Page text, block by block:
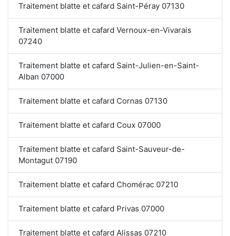
Traitement blatte et cafard Saint-Péray 07130
Traitement blatte et cafard Vernoux-en-Vivarais
07240
Traitement blatte et cafard Saint-Julien-en-Saint-
Alban 07000
Traitement blatte et cafard Cornas 07130
Traitement blatte et cafard Coux 07000
Traitement blatte et cafard Saint-Sauveur-de-
Montagut 07190
Traitement blatte et cafard Chomérac 07210
Traitement blatte et cafard Privas 07000
Traitement blatte et cafard Alissas 07210